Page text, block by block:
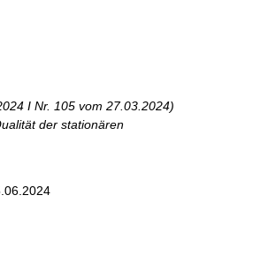
I Nr. 105 vom 27.03.2024)
der stationären